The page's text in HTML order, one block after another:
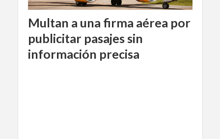
Multan a una firma aérea por
publicitar pasajes sin
información precisa